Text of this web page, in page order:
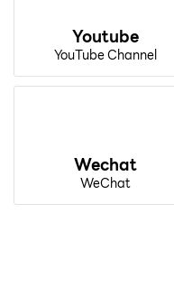
Youtube
YouTube Channel
Wechat
WeChat